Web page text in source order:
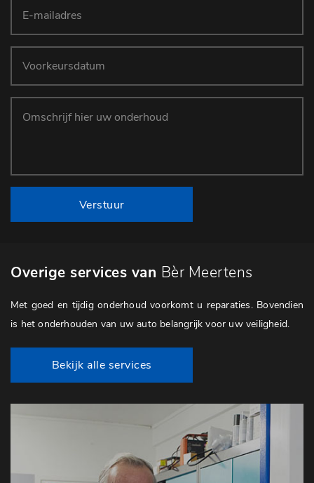
Verstuur
Overige services van Bèr Meertens
Met goed en tijdig onderhoud voorkomt u reparaties. Bovendien
is het onderhouden van uw auto belangrijk voor uw veiligheid.
Bekijk alle services